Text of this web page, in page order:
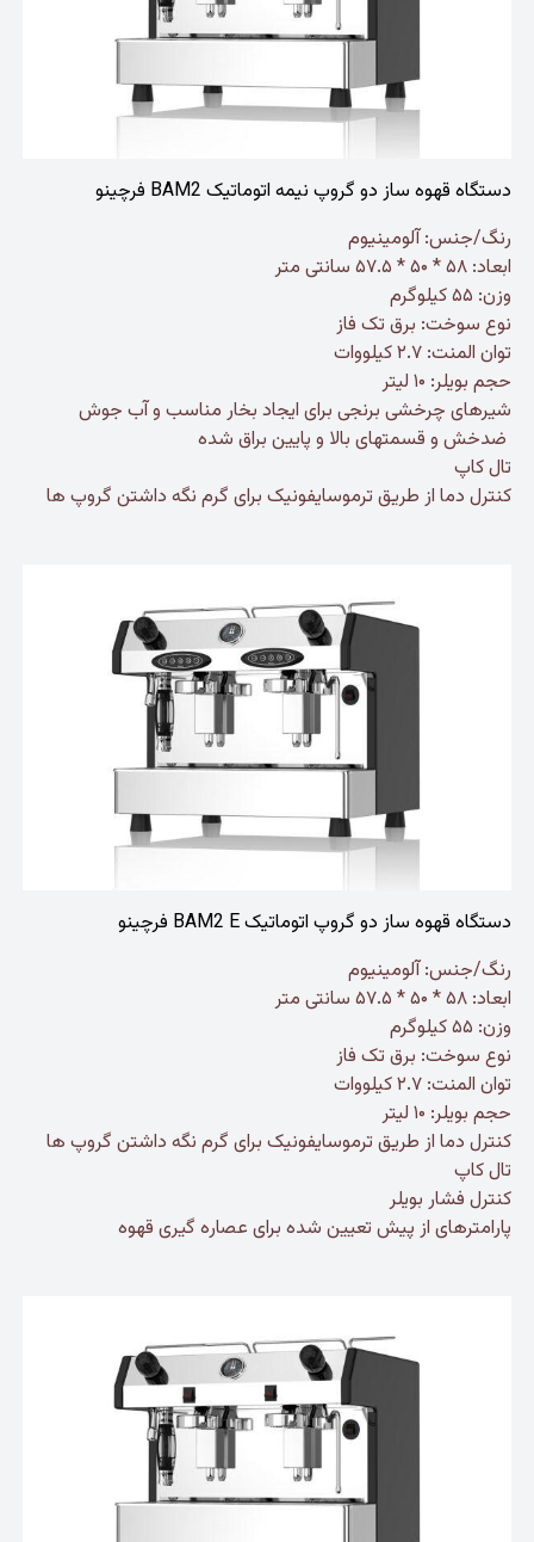
دستگاه قهوه ساز دو گروپ نیمه اتوماتیک BAM2 فرچینو
رنگ/جنس: آلومینیوم
ابعاد: ۵۸ * ۵۰ * ۵۷.۵ سانتی متر
وزن: ۵۵ کیلوگرم
نوع سوخت: برق تک فاز
توان المنت: ۲.۷ کیلووات
حجم بویلر: ۱۰ لیتر
شیرهای چرخشی برنجی برای ایجاد بخار مناسب و آب جوش
ضدخش و قسمتهای بالا و پایین براق شده
تال کاپ
کنترل دما از طریق ترموسایفونیک برای گرم نگه داشتن گروپ ها
دستگاه قهوه ساز دو گروپ اتوماتیک BAM2 E فرچینو
رنگ/جنس: آلومینیوم
ابعاد: ۵۸ * ۵۰ * ۵۷.۵ سانتی متر
وزن: ۵۵ کیلوگرم
نوع سوخت: برق تک فاز
توان المنت: ۲.۷ کیلووات
حجم بویلر: ۱۰ لیتر
کنترل دما از طریق ترموسایفونیک برای گرم نگه داشتن گروپ ها
تال کاپ
کنترل فشار بویلر
پارامترهای از پیش تعیین شده برای عصاره گیری قهوه